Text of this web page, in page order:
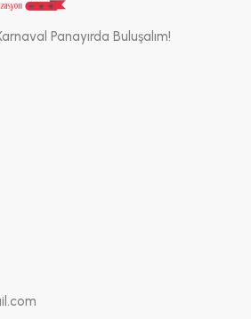
Panayırda Buluşalım!